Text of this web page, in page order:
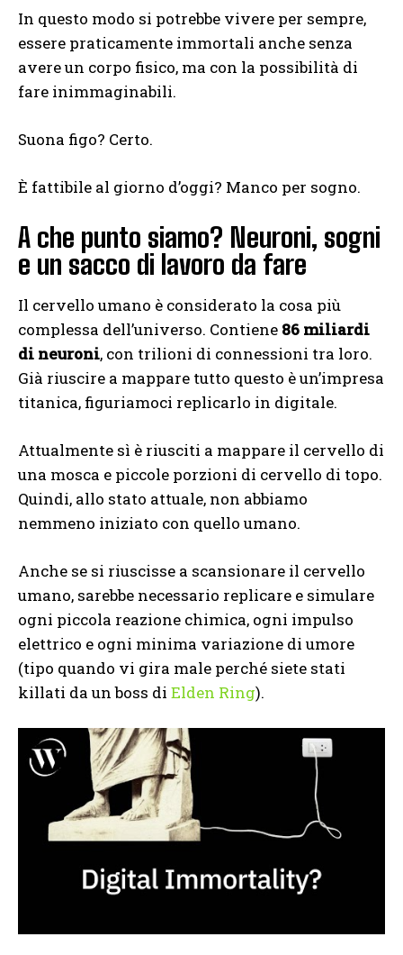
In questo modo si potrebbe vivere per sempre,
essere praticamente immortali anche senza
avere un corpo fisico, ma con la possibilità di
fare inimmaginabili.
Suona figo? Certo.
È fattibile al giorno d’oggi? Manco per sogno.
A che punto siamo? Neuroni, sogni
e un sacco di lavoro da fare
Il cervello umano è considerato la cosa più
complessa dell’universo. Contiene 86 miliardi
di neuroni, con trilioni di connessioni tra loro.
Già riuscire a mappare tutto questo è un’impresa
titanica, figuriamoci replicarlo in digitale.
Attualmente sì è riusciti a mappare il cervello di
una mosca e piccole porzioni di cervello di topo.
Quindi, allo stato attuale, non abbiamo
nemmeno iniziato con quello umano.
Anche se si riuscisse a scansionare il cervello
umano, sarebbe necessario replicare e simulare
ogni piccola reazione chimica, ogni impulso
elettrico e ogni minima variazione di umore
(tipo quando vi gira male perché siete stati
killati da un boss di Elden Ring).